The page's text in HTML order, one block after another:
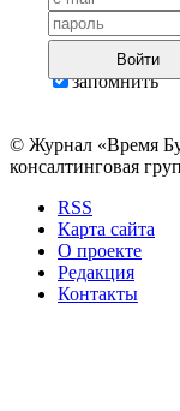
Войти
запомнить
© Журнал «Время
консалтинговая
RSS
Карта сайта
О проекте
Редакция
Контакты